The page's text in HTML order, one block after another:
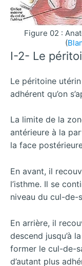
Figure 02 :
(
I-2- Le
Le péritoine
adhérent qu’on
La limite de la
antérieure à la
la face
En avant, il
l’isthme. Il se
niveau du cul-de-
En arrière, il
descend jusqu’à
former le cul-de-
d’autant plus